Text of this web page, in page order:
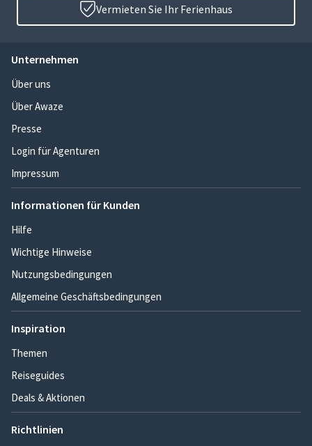
Vermieten Sie Ihr Ferienhaus
Unternehmen
Über uns
Über Awaze
Presse
Login für Agenturen
Impressum
Informationen für Kunden
Hilfe
Wichtige Hinweise
Nutzungsbedingungen
Allgemeine Geschäftsbedingungen
Inspiration
Themen
Reiseguides
Deals & Aktionen
Richtlinien